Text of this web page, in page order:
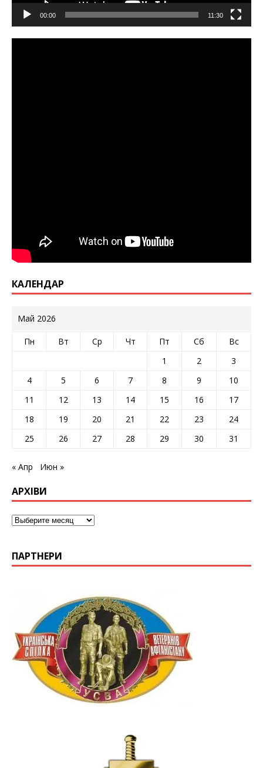
00:00 11:30
КАЛЕНДАР
Май 2026
Пн Вт Ср Чт Пт Сб
Вс
1
2
3
4
5 6 7 8 9
10
11
12 13 14 15 16
17
18
19 20 21 22 23
24
25
26 27 28 29 30 31
« Апр Июн »
АРХІВИ
ПАРТНЕРИ